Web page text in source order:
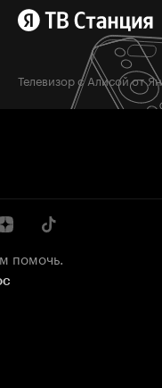
Телевизор с Алисой от
помочь.